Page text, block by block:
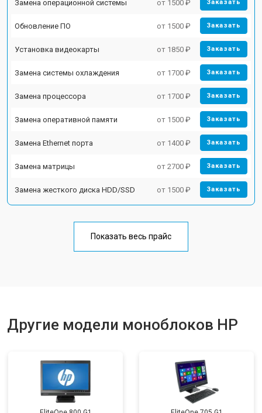
Замена операционной системы от 1500 ₽ Заказать
Обновление ПО от 1500 ₽ Заказать
Установка видеокарты от 1850 ₽ Заказать
Замена системы охлаждения от 1700 ₽ Заказать
Замена процессора от 1700 ₽ Заказать
Замена оперативной памяти от 1500 ₽ Заказать
Замена Ethernet порта от 1400 ₽ Заказать
Замена матрицы от 2700 ₽ Заказать
Замена жесткого диска HDD/SSD от 1500 ₽ Заказать
Показать весь прайс
Другие модели моноблоков HP